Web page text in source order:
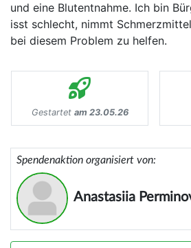
und eine Blutentnahme. Ich bin
isst schlecht, nimmt
bei diesem Problem zu helfen.
Gestartet am 23.05.26
Spendenaktion organisiert von:
Anastasiia